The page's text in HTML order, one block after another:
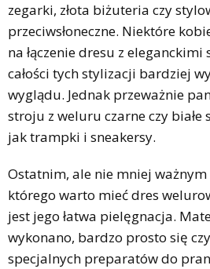
zegarki, złota biżuteria czy
przeciwsłoneczne. Niektóre
na łączenie dresu z
całości tych stylizacji bardziej
wyglądu. Jednak przeważnie
stroju z weluru czarne czy
jak trampki i sneakersy.
Ostatnim, ale nie mniej
którego warto mieć dres
jest jego łatwa pielęgnacja.
wykonano, bardzo prosto się
specjalnych preparatów do